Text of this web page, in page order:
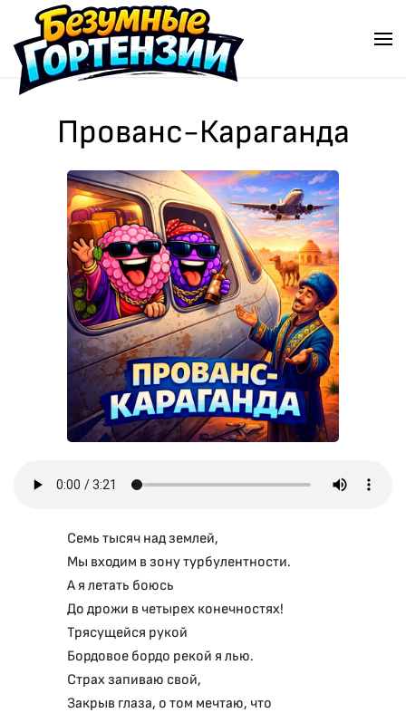
Перейти к содержимому
Прованс-Караганда
Семь тысяч над землей,
Мы входим в зону турбулентности.
А я летать боюсь
До дрожи в четырех конечностях!
Трясущейся рукой
Бордовое бордо рекой я лью.
Страх запиваю свой,
Закрыв глаза, о том мечтаю, что